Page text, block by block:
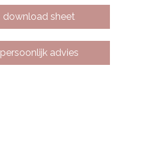
download sheet
persoonlijk advies